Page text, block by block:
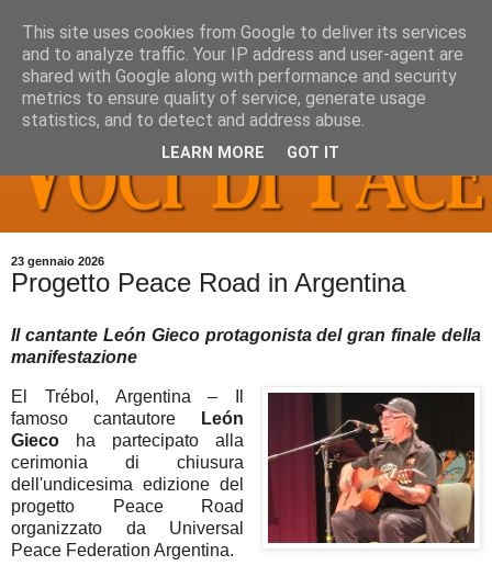
23 gennaio 2026
Progetto Peace Road in Argentina
Il cantante León Gieco protagonista del gran finale della
manifestazione
El Trébol, Argentina – Il
famoso cantautore
León
Gieco ha partecipato alla
cerimonia di chiusura
dell'undicesima edizione del
progetto Peace Road
organizzato da Universal
Peace Federation Argentina.
This site uses cookies from Google to deliver its services
and to analyze traffic. Your IP address and user-agent are
shared with Google along with performance and security
metrics to ensure quality of service, generate usage
statistics, and to detect and address abuse.
LEARN MORE GOT IT